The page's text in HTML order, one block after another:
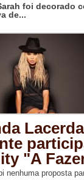
foi decorado
de...
Lacerda
"A
nenhuma proposta